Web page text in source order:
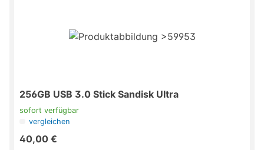
256GB USB 3.0 Stick Sandisk Ultra
sofort verfügbar
vergleichen
40,00 €